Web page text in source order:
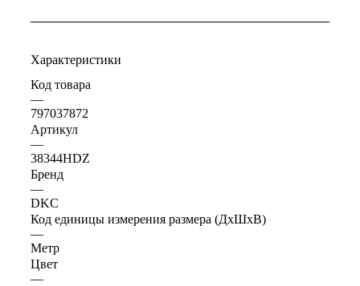
Характеристики
Код товара
—
797037872
Артикул
—
38344HDZ
Бренд
—
DKC
Код единицы измерения размера (ДхШхВ)
—
Метр
Цвет
—